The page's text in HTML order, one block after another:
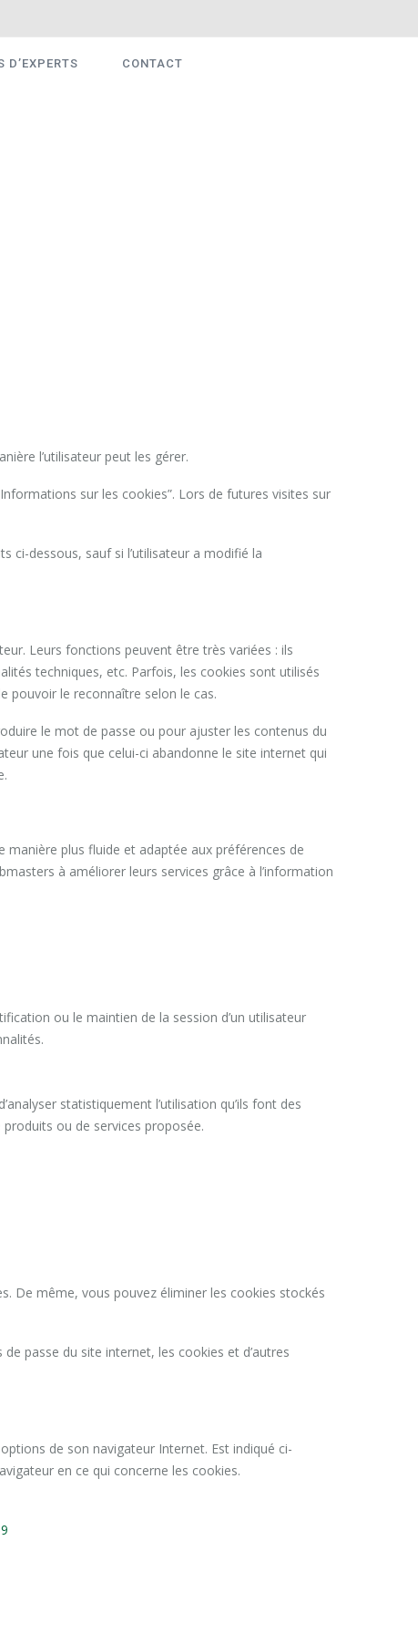
D’EXPERTS CONTACT
l’utilisateur peut les gérer.
sur les cookies”. Lors de futures visites sur
ci-dessous, sauf si l’utilisateur a modifié la
Leurs fonctions peuvent être très variées : ils
techniques, etc. Parfois, les cookies sont utilisés
pouvoir le reconnaître selon le cas.
le mot de passe ou pour ajuster les contenus du
une fois que celui-ci abandonne le site internet qui
plus fluide et adaptée aux préférences de
à améliorer leurs services grâce à l’information
ou le maintien de la session d’un utilisateur
statistiquement l’utilisation qu’ils font des
ou de services proposée.
De même, vous pouvez éliminer les cookies stockés
passe du site internet, les cookies et d’autres
de son navigateur Internet. Est indiqué ci-
en ce qui concerne les cookies.